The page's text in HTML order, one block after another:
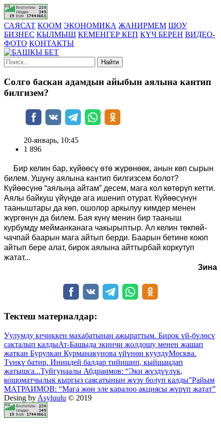
САЯСАТ КООМ ЭКОНОМИКА ЖАНИРМЕМ ШОУ
БИЗНЕС КЫЛМЫШ КЕМЕНГЕР КЕП КҮЧ БЕРЕН ВИДЕО-
ФОТО КОНТАКТЫ
Найти
Солго баскан адамдын айыбын аялына кантип
билгизем?
20-январь, 10:45
1 896
Бир келин бар, күйөөсү өтө жүрөнөөк, анын көп сырын
билем. Ушуну аялына кантип билгизсем болот?
Күйөөсүнө “аялыңа айтам” десем, мага кол көтөрүп кетти.
Аялы байкуш үйүндө ага ишенип отурат. Күйөөсүнүн
тааныштары да көп, ошолор аркылуу кимдер менен
жүргөнүн да билем. Бая күнү менин бир тааныш
курбумду мейманканага чакырыптыр. Ал келин төкпөй-
чачпай баарын мага айтып берди. Баарын бетине коюп
айтып бере алат, бирок аялына айттырбай коркутуп
жатат...
Зина
Тектеш материалдар:
Уулумду кечиккен махабатынан ажыраттым. Бирок үй-бүлөсү
сакталып калдыАт-Башыда экинчи жолдошу менен жашап
жаткан Бурулкан Курманакунова үйүнөн куулдуМосква.
Түнкү батир. Иниңдей балдар тийишип, кыйшаңдап
жатышса...Туйгунаалы Абдраимов: “Эки жүздүүлүк,
кошоматчылык кыргыз саясатынын жүзү болуп калды”Райым
МАТРАИМОВ: “Мага жөн эле каралоо акциясы жүрүп жатат”
Desing by Asyluulu © 2019